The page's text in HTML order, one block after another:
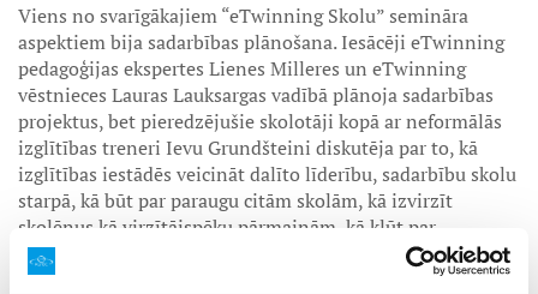
Viens no svarīgākajiem “eTwinning Skolu” semināra
aspektiem bija sadarbības plānošana. Iesācēji eTwinning
pedagoģijas ekspertes Lienes Milleres un eTwinning
vēstnieces Lauras Lauksargas vadībā plānoja sadarbības
projektus, bet pieredzējušie skolotāji kopā ar neformālās
izglītības treneri Ievu Grundšteini diskutēja par to, kā
izglītības iestādēs veicināt dalīto līderību, sadarbību skolu
starpā, kā būt par paraugu citām skolām, kā izvirzīt
skolēnus kā virzītājspēku pārmaiņām, kā kļūt par
iekļaujošām un inovatīvām mācību iestādēm. Diskusijas
rezultātā noskaidroja, kas jau izdodas un kas vēl